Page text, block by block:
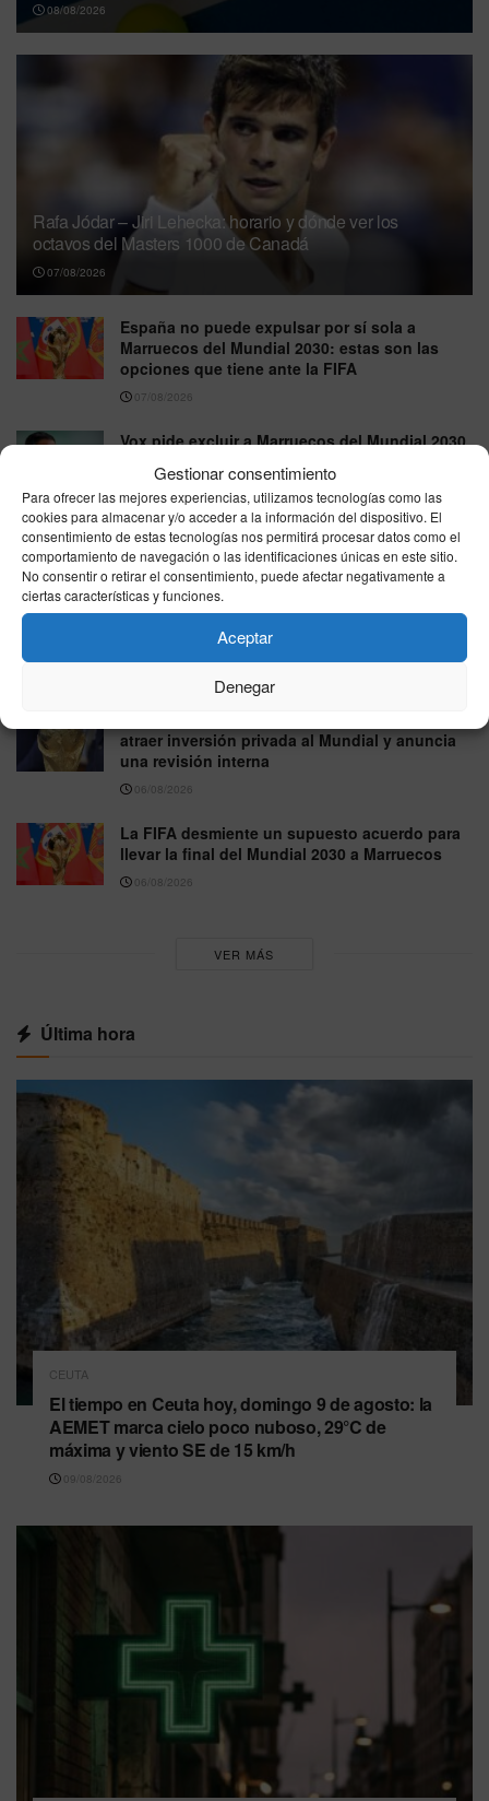
Gestionar consentimiento
Para ofrecer las mejores experiencias, utilizamos tecnologías como las
cookies para almacenar y/o acceder a la información del dispositivo. El
consentimiento de estas tecnologías nos permitirá procesar datos como el
comportamiento de navegación o las identificaciones únicas en este sitio.
No consentir o retirar el consentimiento, puede afectar negativamente a
ciertas características y funciones.
Aceptar
Denegar
08/08/2026
Rafa Jódar – Jiri Lehecka: horario y dónde ver los
octavos del Masters 1000 de Canadá
07/08/2026
España no puede expulsar por sí sola a
Marruecos del Mundial 2030: estas son las
opciones que tiene ante la FIFA
07/08/2026
Vox pide excluir a Marruecos del Mundial 2030
GP de Gran Bretaña de MotoGP 2026: horarios
y dónde ver en directo la carrera de Silverstone
06/08/2026
Moutet y avanza en el Masters 1000 de Canadá
atraer inversión privada al Mundial y anuncia
una revisión interna
06/08/2026
La FIFA desmiente un supuesto acuerdo para
llevar la final del Mundial 2030 a Marruecos
06/08/2026
VER MÁS
Última hora
CEUTA
El tiempo en Ceuta hoy, domingo 9 de agosto: la
AEMET marca cielo poco nuboso, 29°C de
máxima y viento SE de 15 km/h
09/08/2026